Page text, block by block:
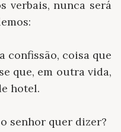
verbais, nunca será
confissão, coisa que
que, em outra vida,
hotel.
senhor quer dizer?